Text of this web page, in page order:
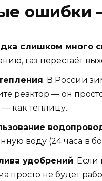
ошибки
слишком много
газ перестаёт
. В России
реактор — он
как теплицу.
воду (24 часа в
удобрений. Если
просто не будет